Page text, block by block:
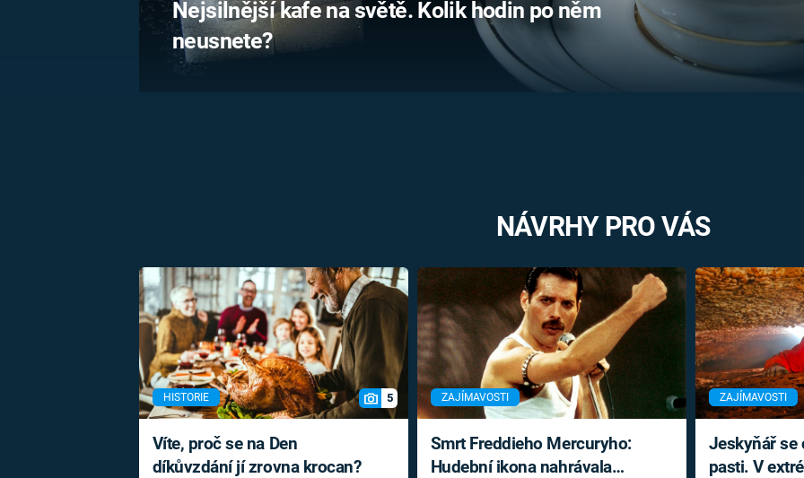
Nejsilnější kafe na světě. Kolik hodin po něm
neusnete?
NÁVRHY PRO VÁS
HISTORIE 5
Víte, proč se na Den
díkůvzdání jí zrovna krocan?
ZAJÍMAVOSTI
Smrt Freddieho Mercuryho:
Hudební ikona nahrávala
ZAJÍMAVOSTI
Jeskyňář se
pasti. V